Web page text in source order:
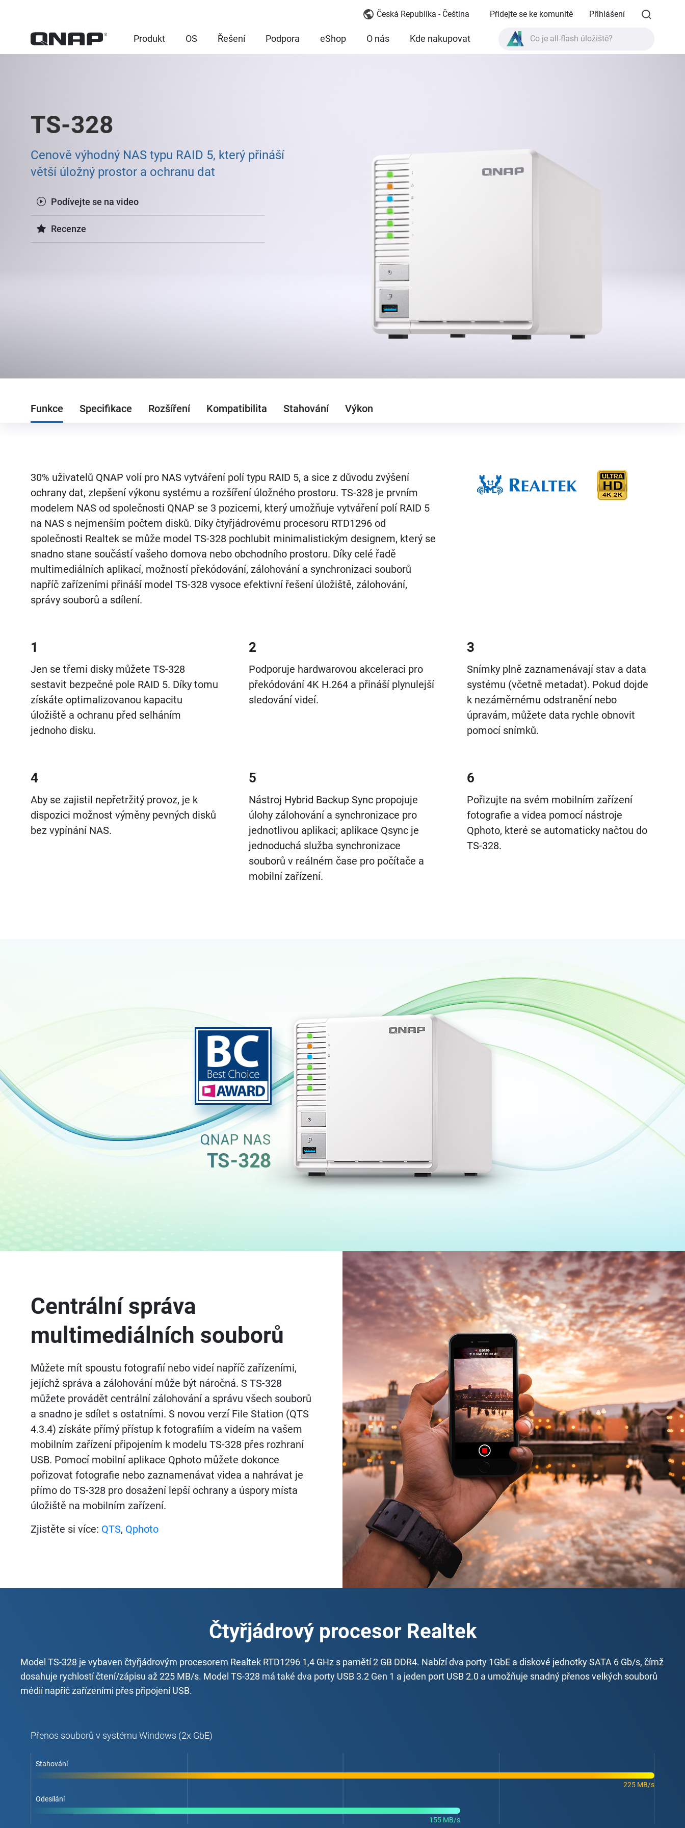
Česká Republika - Čeština Přidejte se ke komunitě Přihlášení
Produkt OS Řešení Podpora eShop O nás Kde nakupovat
Co je all-flash úložiště?
Co je High Availability?
TS-328
Cenově výhodný NAS typu RAID 5, který přináší
větší úložný prostor a ochranu dat
Podívejte se na video
Recenze
Funkce Specifikace Rozšíření Kompatibilita Stahování Výkon
30% uživatelů QNAP volí pro NAS vytváření polí typu RAID 5, a sice z důvodu zvýšení
ochrany dat, zlepšení výkonu systému a rozšíření úložného prostoru. TS-328 je prvním
modelem NAS od společnosti QNAP se 3 pozicemi, který umožňuje vytváření polí RAID 5
na NAS s nejmenším počtem disků. Díky čtyřjádrovému procesoru RTD1296 od
společnosti Realtek se může model TS-328 pochlubit minimalistickým designem, který se
snadno stane součástí vašeho domova nebo obchodního prostoru. Díky celé řadě
multimediálních aplikací, možností překódování, zálohování a synchronizaci souborů
napříč zařízeními přináší model TS-328 vysoce efektivní řešení úložiště, zálohování,
správy souborů a sdílení.
1
Jen se třemi disky můžete TS-328
sestavit bezpečné pole RAID 5. Díky tomu
získáte optimalizovanou kapacitu
úložiště a ochranu před selháním
jednoho disku.
2
Podporuje hardwarovou akceleraci pro
překódování 4K H.264 a přináší plynulejší
sledování videí.
3
Snímky plně zaznamenávají stav a data
systému (včetně metadat). Pokud dojde
k nezáměrnému odstranění nebo
úpravám, můžete data rychle obnovit
pomocí snímků.
4
Aby se zajistil nepřetržitý provoz, je k
dispozici možnost výměny pevných disků
bez vypínání NAS.
5
Nástroj Hybrid Backup Sync propojuje
úlohy zálohování a synchronizace pro
jednotlivou aplikaci; aplikace Qsync je
jednoduchá služba synchronizace
souborů v reálném čase pro počítače a
mobilní zařízení.
6
Pořizujte na svém mobilním zařízení
fotografie a videa pomocí nástroje
Qphoto, které se automaticky načtou do
TS-328.
Centrální správa
multimediálních souborů
Můžete mít spoustu fotografií nebo videí napříč zařízeními,
jejíchž správa a zálohování může být náročná. S TS-328
můžete provádět centrální zálohování a správu všech souborů
a snadno je sdílet s ostatními. S novou verzí File Station (QTS
4.3.4) získáte přímý přístup k fotografiím a videím na vašem
mobilním zařízení připojením k modelu TS-328 přes rozhraní
USB. Pomocí mobilní aplikace Qphoto můžete dokonce
pořizovat fotografie nebo zaznamenávat videa a nahrávat je
přímo do TS-328 pro dosažení lepší ochrany a úspory místa
úložiště na mobilním zařízení.
Zjistěte si více: QTS, Qphoto
Čtyřjádrový procesor Realtek
Model TS-328 je vybaven čtyřjádrovým procesorem Realtek RTD1296 1,4 GHz s pamětí 2 GB DDR4. Nabízí dva porty 1GbE a diskové jednotky SATA 6 Gb/s, čímž
dosahuje rychlostí čtení/zápisu až 225 MB/s. Model TS-328 má také dva porty USB 3.2 Gen 1 a jeden port USB 2.0 a umožňuje snadný přenos velkých souborů
médií napříč zařízeními přes připojení USB.
Přenos souborů v systému Windows (2x GbE)
Stahování
225 MB/s
Odesílání
155 MB/s